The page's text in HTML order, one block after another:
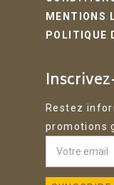
MENTIONS
POLITIQUE
Restez
promotions